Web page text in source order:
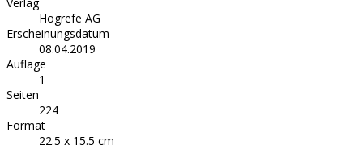
Hogrefe AG
Erscheinungsdatum
08.04.2019
Auflage
1
Seiten
224
Format
22.5 x 15.5 cm